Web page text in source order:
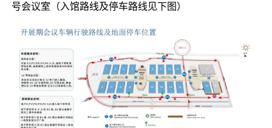
号会议室（入馆路线及停车路线见下图）